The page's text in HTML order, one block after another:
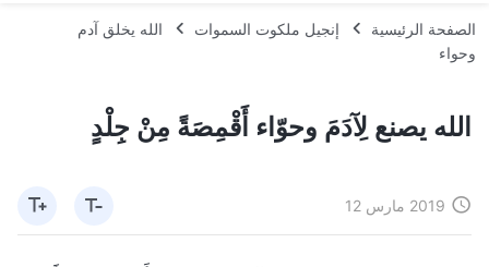
الصفحة الرئيسية إنجيل ملكوت السموات
الله يخلق آدم
وحواء
الله يصنع لِآدَمَ وحوّاء أَقْمِصَةً مِنْ جِلْدٍ
2019 مارس 12